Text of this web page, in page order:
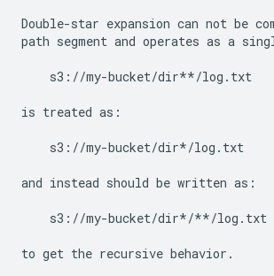
Double-star expansion can not be
path segment and operates as a
    s3://my-bucket/dir**/log.txt
is treated as:
    s3://my-bucket/dir*/log.txt
and instead should be written as:
    s3://my-bucket/dir*/**/log.txt
to get the recursive behavior.